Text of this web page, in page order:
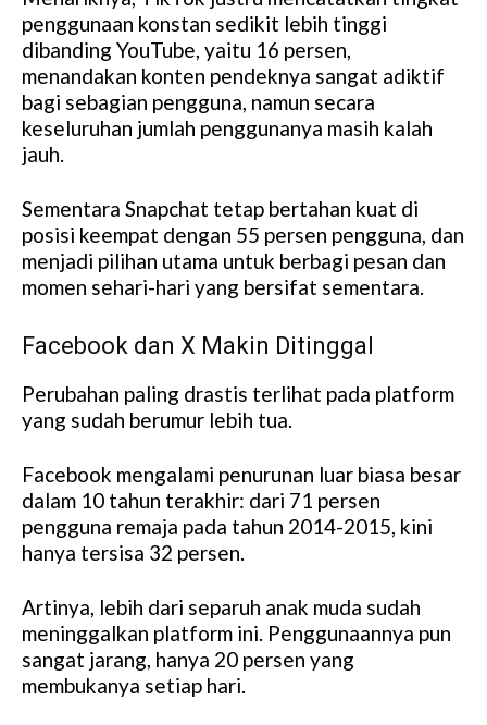
penggunaan konstan sedikit lebih tinggi
dibanding YouTube, yaitu 16 persen,
menandakan konten pendeknya sangat adiktif
bagi sebagian pengguna, namun secara
keseluruhan jumlah penggunanya masih kalah
jauh.
Sementara Snapchat tetap bertahan kuat di
posisi keempat dengan 55 persen pengguna, dan
menjadi pilihan utama untuk berbagi pesan dan
momen sehari-hari yang bersifat sementara.
Facebook dan X Makin Ditinggal
Perubahan paling drastis terlihat pada platform
yang sudah berumur lebih tua.
Facebook mengalami penurunan luar biasa besar
dalam 10 tahun terakhir: dari 71 persen
pengguna remaja pada tahun 2014-2015, kini
hanya tersisa 32 persen.
Artinya, lebih dari separuh anak muda sudah
meninggalkan platform ini. Penggunaannya pun
sangat jarang, hanya 20 persen yang
membukanya setiap hari.